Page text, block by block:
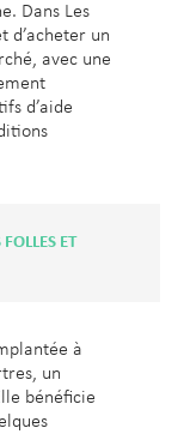
Dans Les
d’acheter un
avec une
d’aide
ET
à
un
bénéficie